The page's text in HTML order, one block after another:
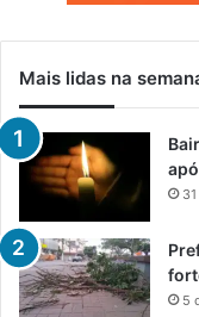
Mais lidas na
5